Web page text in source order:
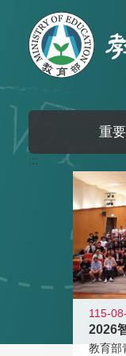
重
:::
115-
2026
教育部